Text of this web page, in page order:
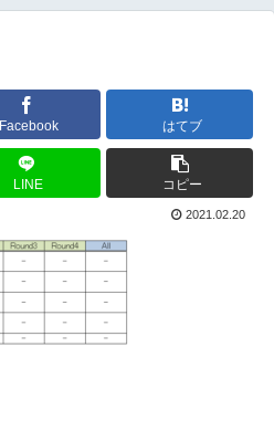
Facebook はてブ
LINE コピー
2021.02.20